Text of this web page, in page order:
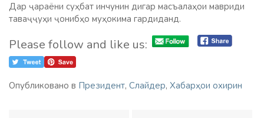
Дар ҷараёни суҳбат инчунин дигар масъалаҳои мавриди
таваҷҷуҳи ҷонибҳо муҳокима гардиданд.
Please follow and like us:
Опубликовано в Президент, Слайдер, Хабарҳои охирин